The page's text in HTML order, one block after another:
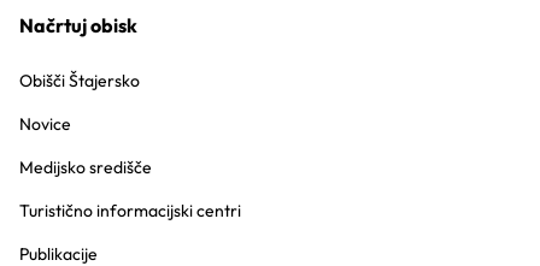
Načrtuj obisk
Obišči Štajersko
Novice
Medijsko središče
Turistično informacijski centri
Publikacije